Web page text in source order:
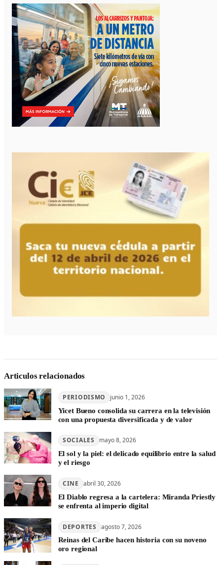
Articulos relacionados
PERIODISMO junio 1, 2026
Yicet Bueno consolida su carrera en la televisión
con una propuesta diversificada y de valor
SOCIALES mayo 8, 2026
El sol y la piel: el delicado equilibrio entre la salud
y el riesgo
CINE abril 30, 2026
El Diablo regresa a la cartelera: Miranda Priestly
se enfrenta al imperio digital
DEPORTES agosto 7, 2026
Reinas del Caribe hacen historia con su noveno
oro regional